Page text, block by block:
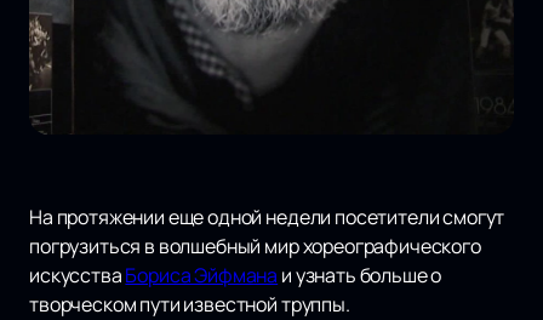
На протяжении еще одной недели посетители смогут
погрузиться в волшебный мир хореографического
искусстваБориса Эйфмана и узнать больше о
творческом пути известной труппы.